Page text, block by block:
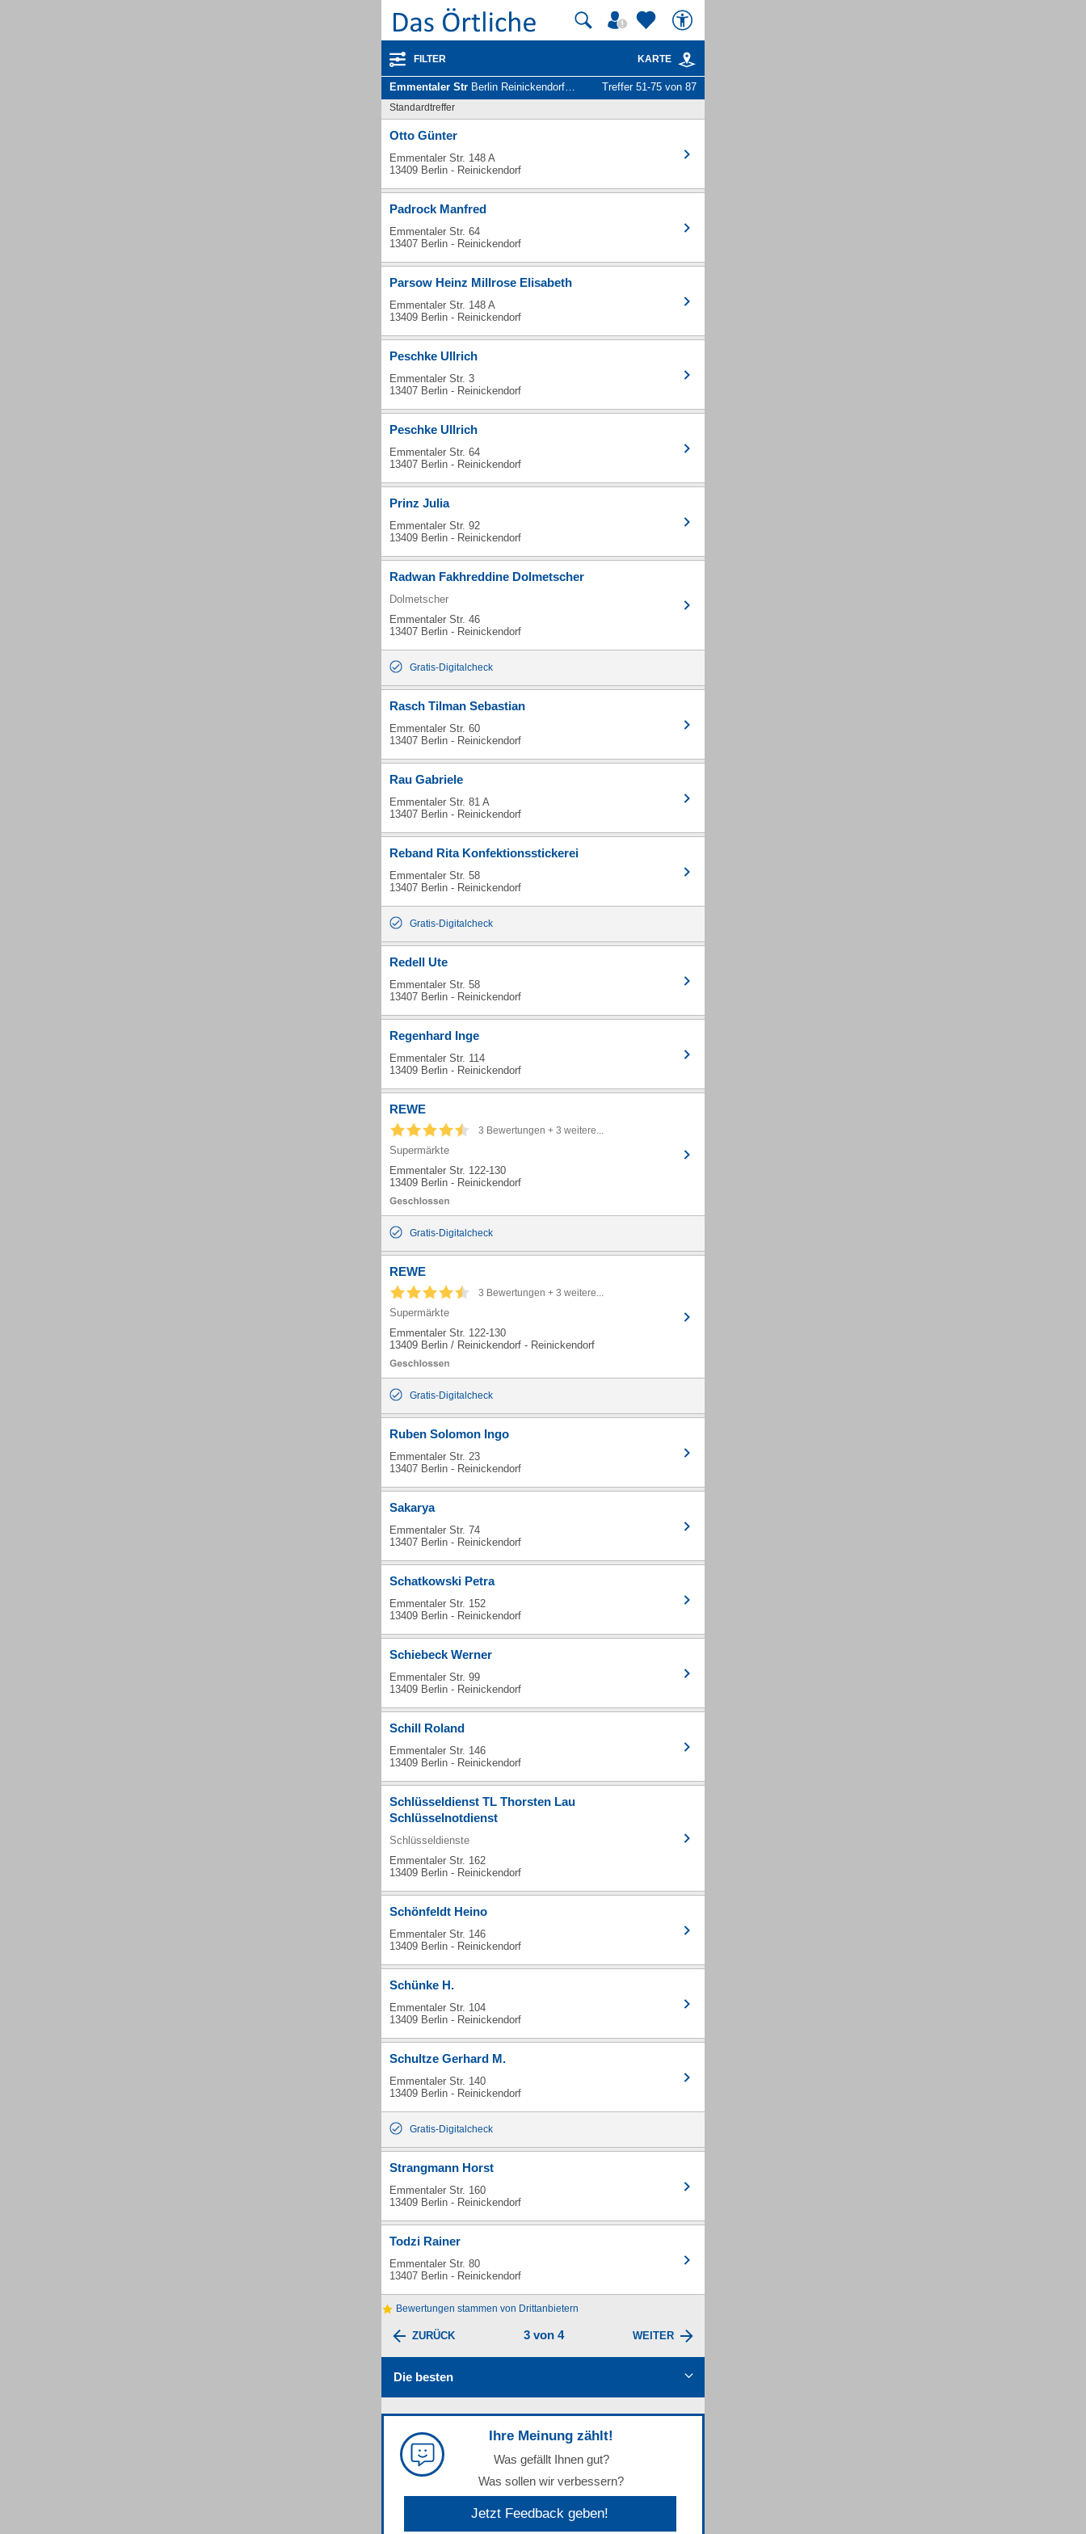
FILTER KARTE
Emmentaler Str Berlin Reinickendorf - Unternehmen und Personen Treffer 51-75 von 87
Standardtreffer
Otto Günter
Emmentaler Str. 148 A
13409 Berlin - Reinickendorf
Padrock Manfred
Emmentaler Str. 64
13407 Berlin - Reinickendorf
Parsow Heinz Millrose Elisabeth
Emmentaler Str. 148 A
13409 Berlin - Reinickendorf
Peschke Ullrich
Emmentaler Str. 3
13407 Berlin - Reinickendorf
Peschke Ullrich
Emmentaler Str. 64
13407 Berlin - Reinickendorf
Prinz Julia
Emmentaler Str. 92
13409 Berlin - Reinickendorf
Radwan Fakhreddine Dolmetscher
Dolmetscher
Emmentaler Str. 46
13407 Berlin - Reinickendorf
Gratis-Digitalcheck
Rasch Tilman Sebastian
Emmentaler Str. 60
13407 Berlin - Reinickendorf
Rau Gabriele
Emmentaler Str. 81 A
13407 Berlin - Reinickendorf
Reband Rita Konfektionsstickerei
Emmentaler Str. 58
13407 Berlin - Reinickendorf
Gratis-Digitalcheck
Redell Ute
Emmentaler Str. 58
13407 Berlin - Reinickendorf
Regenhard Inge
Emmentaler Str. 114
13409 Berlin - Reinickendorf
REWE
3 Bewertungen + 3 weitere...
Supermärkte
Emmentaler Str. 122-130
13409 Berlin - Reinickendorf
Gratis-Digitalcheck
REWE
3 Bewertungen + 3 weitere...
Supermärkte
Emmentaler Str. 122-130
13409 Berlin / Reinickendorf - Reinickendorf
Gratis-Digitalcheck
Ruben Solomon Ingo
Emmentaler Str. 23
13407 Berlin - Reinickendorf
Sakarya
Emmentaler Str. 74
13407 Berlin - Reinickendorf
Schatkowski Petra
Emmentaler Str. 152
13409 Berlin - Reinickendorf
Schiebeck Werner
Emmentaler Str. 99
13409 Berlin - Reinickendorf
Schill Roland
Emmentaler Str. 146
13409 Berlin - Reinickendorf
Schlüsseldienst TL Thorsten Lau
Schlüsselnotdienst
Schlüsseldienste
Emmentaler Str. 162
13409 Berlin - Reinickendorf
Schönfeldt Heino
Emmentaler Str. 146
13409 Berlin - Reinickendorf
Schünke H.
Emmentaler Str. 104
13409 Berlin - Reinickendorf
Schultze Gerhard M.
Emmentaler Str. 140
13409 Berlin - Reinickendorf
Gratis-Digitalcheck
Strangmann Horst
Emmentaler Str. 160
13409 Berlin - Reinickendorf
Todzi Rainer
Emmentaler Str. 80
13407 Berlin - Reinickendorf
Bewertungen stammen von Drittanbietern
ZURÜCK 3 von 4 WEITER
Die besten
Ihre Meinung zählt!
Was gefällt Ihnen gut?
Was sollen wir verbessern?
Jetzt Feedback geben!